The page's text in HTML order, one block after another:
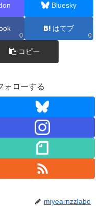
Bluesky
0
はてブ
0
コピー
ォローする
miyearnzzlabo